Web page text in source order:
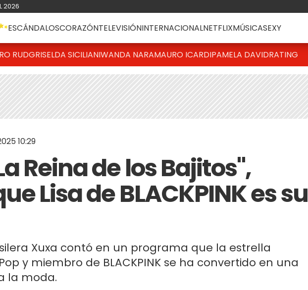
2026
ESCÁNDALOSCORAZÓNTELEVISIÓNINTERNACIONALNETFLIXMÚSICASEXY
RUDGRISELDA SICILIANIWANDA NARAMAURO ICARDIPAMELA DAVIDRATING
10:29
Reina de los Bajitos",
Lisa de BLACKPINK es su
Xuxa contó en un programa que la estrella
y miembro de BLACKPINK se ha convertido en una
la moda.